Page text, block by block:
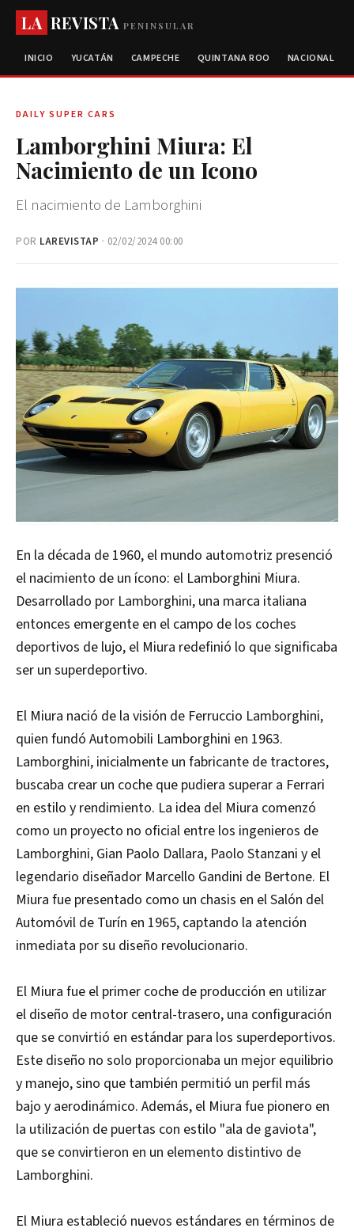
LA REVISTAPENINSULAR
INICIO YUCATÁN CAMPECHE QUINTANA ROO NACIONAL
DAILY SUPER CARS
Lamborghini Miura: El
Nacimiento de un Icono
El nacimiento de Lamborghini
POR LAREVISTAP · 02/02/2024 00:00
En la década de 1960, el mundo automotriz presenció
el nacimiento de un ícono: el Lamborghini Miura.
Desarrollado por Lamborghini, una marca italiana
entonces emergente en el campo de los coches
deportivos de lujo, el Miura redefinió lo que significaba
ser un superdeportivo.
El Miura nació de la visión de Ferruccio Lamborghini,
quien fundó Automobili Lamborghini en 1963.
Lamborghini, inicialmente un fabricante de tractores,
buscaba crear un coche que pudiera superar a Ferrari
en estilo y rendimiento. La idea del Miura comenzó
como un proyecto no oficial entre los ingenieros de
Lamborghini, Gian Paolo Dallara, Paolo Stanzani y el
legendario diseñador Marcello Gandini de Bertone. El
Miura fue presentado como un chasis en el Salón del
Automóvil de Turín en 1965, captando la atención
inmediata por su diseño revolucionario.
El Miura fue el primer coche de producción en utilizar
el diseño de motor central-trasero, una configuración
que se convirtió en estándar para los superdeportivos.
Este diseño no solo proporcionaba un mejor equilibrio
y manejo, sino que también permitió un perfil más
bajo y aerodinámico. Además, el Miura fue pionero en
la utilización de puertas con estilo "ala de gaviota",
que se convirtieron en un elemento distintivo de
Lamborghini.
El Miura estableció nuevos estándares en términos de